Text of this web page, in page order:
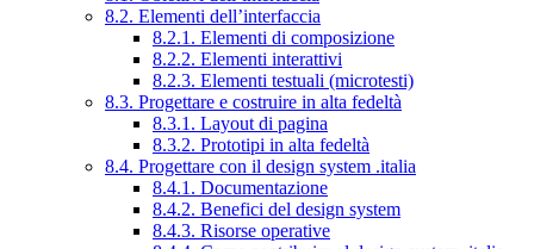
8.2. Elementi dell’interfaccia
8.2.1. Elementi di composizione
8.2.2. Elementi interattivi
8.2.3. Elementi testuali (microtesti)
8.3. Progettare e costruire in alta fedeltà
8.3.1. Layout di pagina
8.3.2. Prototipi in alta fedeltà
8.4. Progettare con il design system .italia
8.4.1. Documentazione
8.4.2. Benefici del design system
8.4.3. Risorse operative